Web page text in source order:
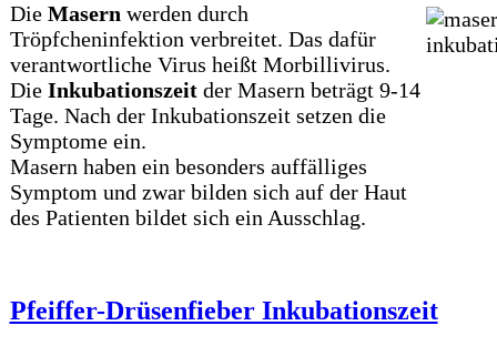
Die Masern werden durch
Tröpfcheninfektion verbreitet. Das dafür
verantwortliche Virus heißt Morbillivirus.
Die Inkubationszeitder Masern beträgt 9-14
Tage. Nach der Inkubationszeit setzen die
Symptome ein.
Masern haben ein besonders auffälliges
Symptom und zwar bilden sich auf der Haut
des Patienten bildet sich ein Ausschlag.
Pfeiffer-Drüsenfieber Inkubationszeit